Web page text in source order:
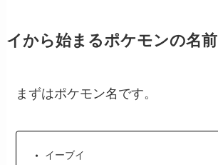
イから始まるポケモンの名
まずはポケモン名です。
イーブイ